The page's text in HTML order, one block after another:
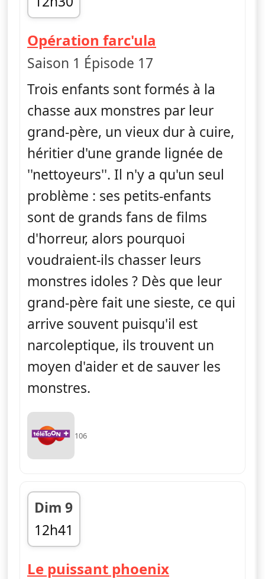
fin 12h41
Opération farc'ula
Saison 1 Épisode 17
Trois enfants sont formés à la
chasse aux monstres par leur
grand-père, un vieux dur à cuire,
héritier d'une grande lignée de
''nettoyeurs''. Il n'y a qu'un seul
problème : ses petits-enfants
sont de grands fans de films
d'horreur, alors pourquoi
voudraient-ils chasser leurs
monstres idoles ? Dès que leur
grand-père fait une sieste, ce qui
arrive souvent puisqu'il est
narcoleptique, ils trouvent un
moyen d'aider et de sauver les
monstres.
106
Dim 9
12h41
fin 12h56
Le puissant phoenix— Monster